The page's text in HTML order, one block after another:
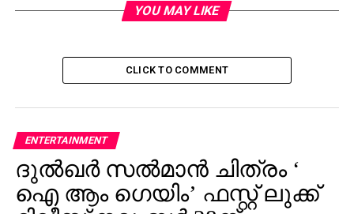
RELATED TOPICS:
മണിയെ മന്ത്രിസഭയില്‍ നിന്ന്
നീക്കണമെന്നാവശ്യപ്പെട്ട് വിഎസിന്റെ കത്ത്
ജീവനുവേണ്ടി യാചിച്ച് ഫാ.ടോം; വീഡിയോ
ദൃശ്യം പുറത്ത്
YOU MAY LIKE
CLICK TO COMMENT
ENTERTAINMENT
ദുല്‍ഖര്‍ സല്‍മാന്‍ ചിത്രം ‘
ഐ ആം ഗെയിം’ ഫസ്റ്റ് ലുക്ക്